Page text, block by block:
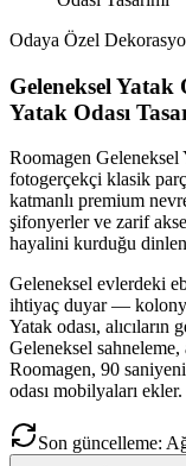
Odaya Özel
Geleneksel
Yatak Odası
Roomagen Geleneksel
fotogerçekçi klasik
katmanlı premium
şifonyerler ve zarif
hayalini kurduğu
Geleneksel evlerdeki
ihtiyaç duyar —
Yatak odası, alıcıların
Geleneksel sahneleme,
Roomagen, 90
odası mobilyaları ekler.
Son güncelleme: